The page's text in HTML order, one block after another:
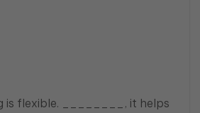
is flexible. ________, it helps